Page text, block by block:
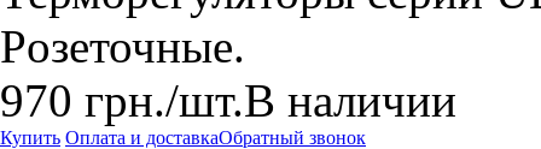
Pозеточные.
970 грн./шт.В наличии
Купить Оплата и доставкаОбратный звонок